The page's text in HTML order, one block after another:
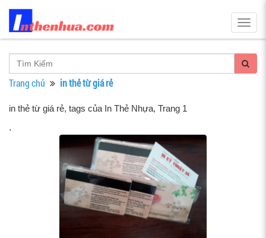
Trang chủ in thẻ từ giá rẻ
in thẻ từ giá rẻ, tags của In Thẻ Nhựa, Trang 1
.